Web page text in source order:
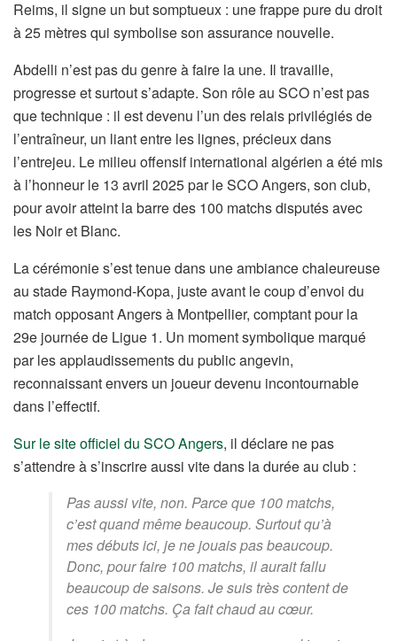
Reims, il signe un but somptueux : une frappe pure du droit
à 25 mètres qui symbolise son assurance nouvelle.
Abdelli n’est pas du genre à faire la une. Il travaille,
progresse et surtout s’adapte. Son rôle au SCO n’est pas
que technique : il est devenu l’un des relais privilégiés de
l’entraîneur, un liant entre les lignes, précieux dans
l’entrejeu. Le milieu offensif international algérien a été mis
à l’honneur le 13 avril 2025 par le SCO Angers, son club,
pour avoir atteint la barre des 100 matchs disputés avec
les Noir et Blanc.
La cérémonie s’est tenue dans une ambiance chaleureuse
au stade Raymond-Kopa, juste avant le coup d’envoi du
match opposant Angers à Montpellier, comptant pour la
29e journée de Ligue 1. Un moment symbolique marqué
par les applaudissements du public angevin,
reconnaissant envers un joueur devenu incontournable
dans l’effectif.
Sur le site officiel du SCO Angers, il déclare ne pas
s’attendre à s’inscrire aussi vite dans la durée au club :
Pas aussi vite, non. Parce que 100 matchs,
c’est quand même beaucoup. Surtout qu’à
mes débuts ici, je ne jouais pas beaucoup.
Donc, pour faire 100 matchs, il aurait fallu
beaucoup de saisons. Je suis très content de
ces 100 matchs. Ça fait chaud au cœur.